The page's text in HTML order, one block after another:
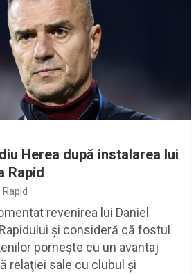
Herea după instalarea lui
Rapid
Rapid
revenirea lui Daniel
şi consideră că fostul
porneşte cu un avantaj
relaţiei sale cu clubul şi